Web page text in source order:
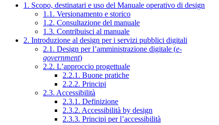
1. Scopo, destinatari e uso del Manuale operativo di design
1.1. Versionamento e storico
1.2. Consultazione del manuale
1.3. Contribuisci al manuale
2. Introduzione al design per i servizi pubblici digitali
2.1. Design per l’amministrazione digitale (e-
government)
2.2. L’approccio progettuale
2.2.1. Buone pratiche
2.2.2. Principi
2.3. Accessibilità
2.3.1. Definizione
2.3.2. Accessibilità by design
2.3.3. Principi per l’accessibilità